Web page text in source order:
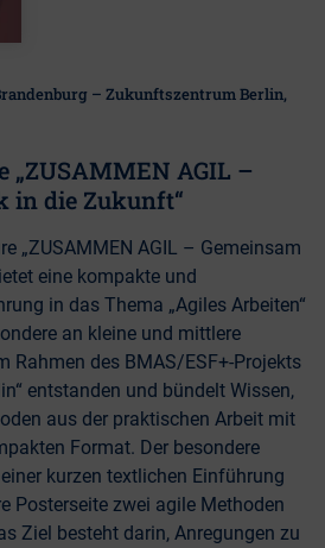
– Zukunftszentrum Berlin,
„ZUSAMMEN AGIL –
in die Zukunft“
„ZUSAMMEN AGIL – Gemeinsam
eine kompakte und
in das Thema „Agiles Arbeiten“
an kleine und mittlere
Rahmen des BMAS/ESF+-Projekts
entstanden und bündelt Wissen,
aus der praktischen Arbeit mit
Format. Der besondere
kurzen textlichen Einführung
Posterseite zwei agile Methoden
Ziel besteht darin, Anregungen zu